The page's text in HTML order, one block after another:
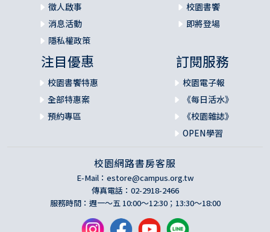
徵人啟事
消息活動
隱私權政策
校園書饗
即將登場
注目優惠
校園書饗特惠
全部特惠案
預約專區
訂閱服務
校園電子報
《每日活水》
《校園雜誌》
OPEN學習
校園網路書房客服
E-Mail： estore@campus.org.tw
傳真電話：02-2918-2466
服務時間：週一～五 10:00～12:30；13:30～18:00